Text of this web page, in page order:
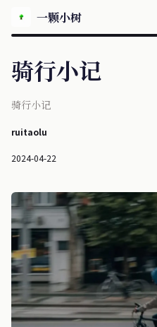
一颗小树
骑行小记
骑行小记
ruitaolu
2024-04-22